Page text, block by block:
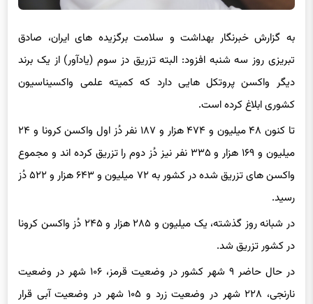
به گزارش خبرنگار بهداشت و سلامت برگزیده های ایران، صادق
تبریزی روز سه شنبه افزود: البته تزریق دز سوم (یادآور) از یک برند
دیگر واکسن پروتکل هایی دارد که کمیته علمی واکسیناسیون
کشوری ابلاغ کرده است.
تا کنون ۴۸ میلیون و ۴۷۴ هزار و ۱۸۷ نفر دُز اول واکسن کرونا و ۲۴
میلیون و ۱۶۹ هزار و ۳۳۵ نفر نیز دُز دوم را تزریق کرده اند و مجموع
واکسن های تزریق شده در کشور به ۷۲ میلیون و ۶۴۳ هزار و ۵۲۲ دُز
رسید.
در شبانه روز گذشته، یک میلیون و ۲۸۵ هزار و ۲۴۵ دُز واکسن کرونا
در کشور تزریق شد.
در حال حاضر ۹ شهر کشور در وضعیت قرمز، ۱۰۶ شهر در وضعیت
نارنجی، ۲۲۸ شهر در وضعیت زرد و ۱۰۵ شهر در وضعیت آبی قرار